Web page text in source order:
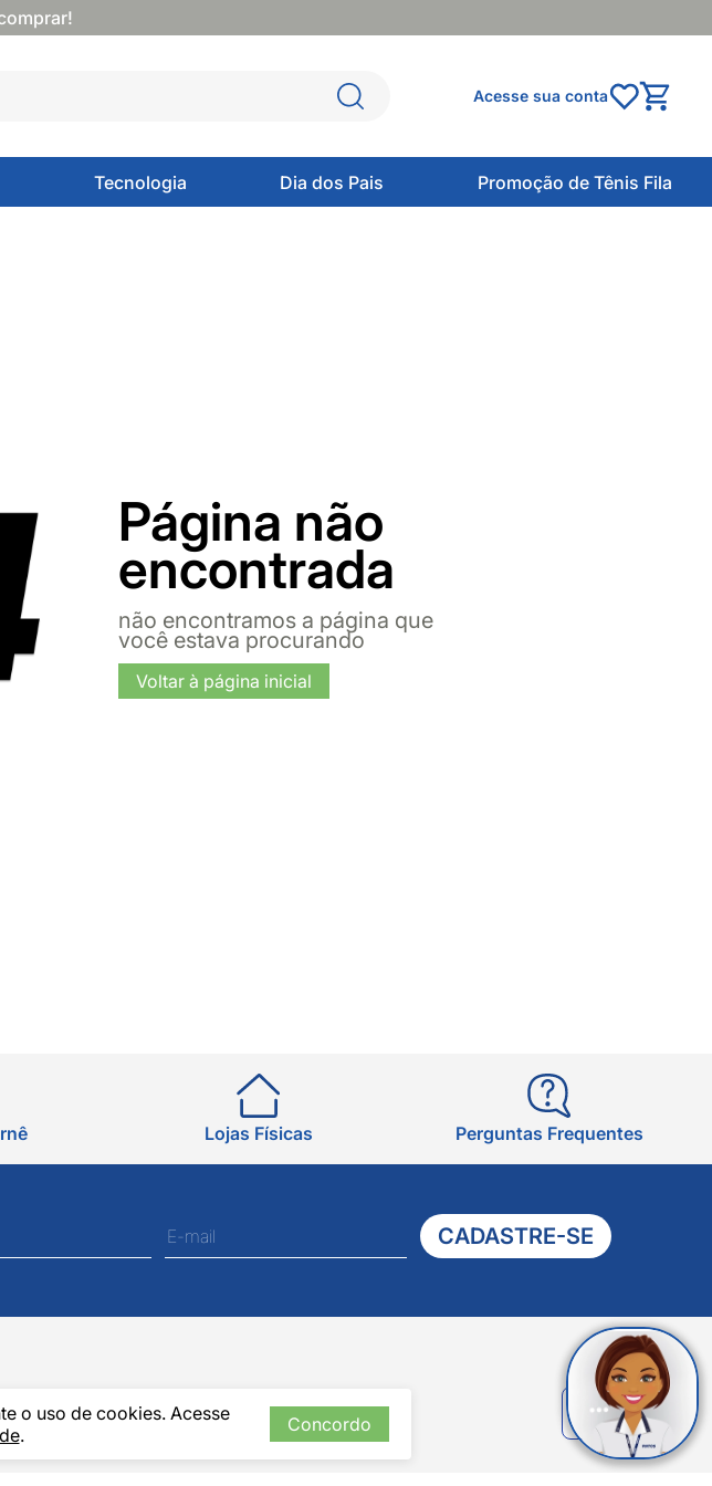
Acesse sua conta
Tecnologia Dia dos Pais Promoção de Tênis Fila
Página não
encontrada
não encontramos a página que
você estava procurando
Voltar à página inicial
o uso de cookies. Acesse
. Concordo
Lojas Físicas Perguntas Frequentes
CADASTRE-SE
Verificada
por